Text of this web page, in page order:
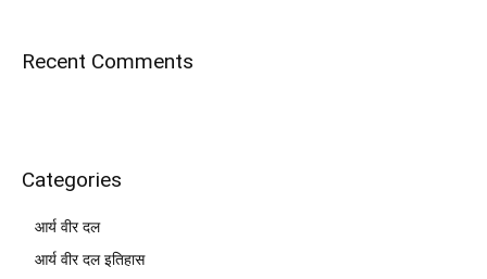
Recent Comments
Categories
आर्य वीर दल
आर्य वीर दल इतिहास